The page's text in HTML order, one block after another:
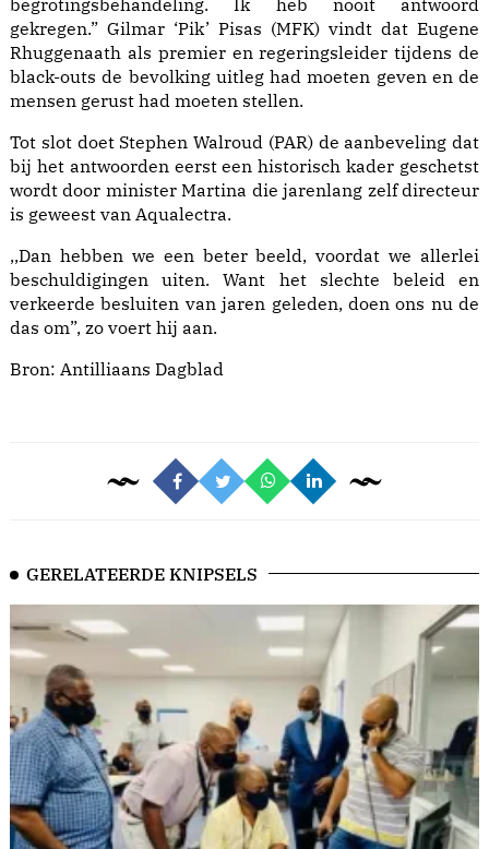
begrotingsbehandeling. Ik heb nooit antwoord
gekregen.” Gilmar ‘Pik’ Pisas (MFK) vindt dat Eugene
Rhuggenaath als premier en regeringsleider tijdens de
black-outs de bevolking uitleg had moeten geven en de
mensen gerust had moeten stellen.
Tot slot doet Stephen Walroud (PAR) de aanbeveling dat
bij het antwoorden eerst een historisch kader geschetst
wordt door minister Martina die jarenlang zelf directeur
is geweest van Aqualectra.
,,Dan hebben we een beter beeld, voordat we allerlei
beschuldigingen uiten. Want het slechte beleid en
verkeerde besluiten van jaren geleden, doen ons nu de
das om”, zo voert hij aan.
Bron: Antilliaans Dagblad
GERELATEERDE KNIPSELS